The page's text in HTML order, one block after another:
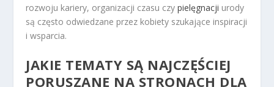
rozwoju kariery, organizacji czasu czypielęgnacji urody
są często odwiedzane przez kobiety szukające inspiracji
i wsparcia.
JAKIE TEMATY SĄ NAJCZĘŚCIEJ
PORUSZANE NA STRONACH DLA